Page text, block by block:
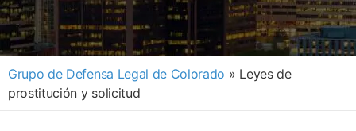
Grupo de Defensa Legal de Colorado » Leyes de
prostitución y solicitud